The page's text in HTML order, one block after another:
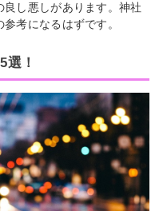
し悪しがあります。神社
考になるはずです。
！